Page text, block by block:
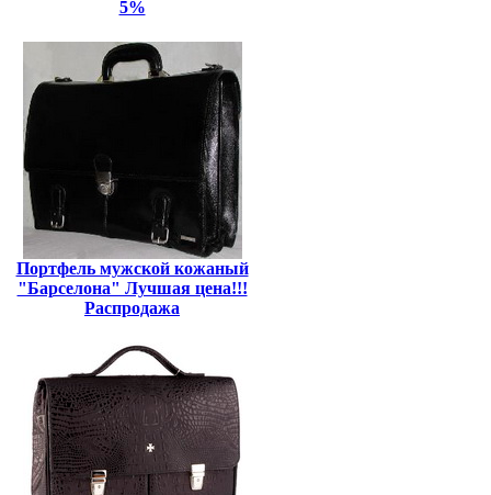
5%
Портфель мужской кожаный
"Барселона" Лучшая цена!!!
Распродажа